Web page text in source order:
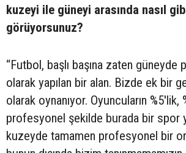
kuzeyi ile güneyi arasında nasıl
görüyorsunuz?
“Futbol, başlı başına zaten güneyde
olarak yapılan bir alan. Bizde ek bir
olarak oynanıyor. Oyuncuların %5'lik,
profesyonel şekilde burada bir spor
kuzeyde tamamen profesyonel bir